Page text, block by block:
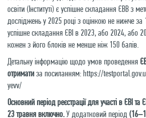
освіти (Інституті) є успішне складання ЄВВ з
досліджень у 2025 році з оцінкою не нижче за
успішне складання ЄВІ в 2023, або 2024, або
кожен з його блоків не менше ніж 150 балів.
Детальну інформацію щодо умов проведення
отриматиза посиланням:https://
yevv/
Основний період реєстрації для участі в ЄВІ
23 травня включно.У додатковий період